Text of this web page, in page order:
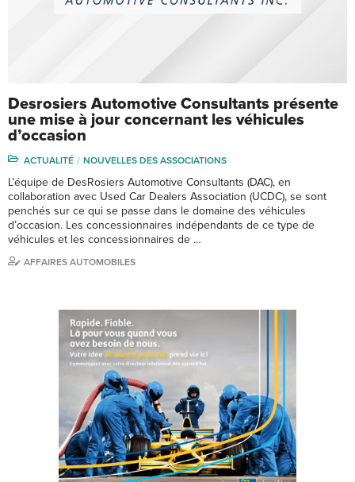
Desrosiers Automotive Consultants présente
une mise à jour concernant les véhicules
d’occasion
ACTUALITÉ NOUVELLES DES ASSOCIATIONS
L’équipe de DesRosiers Automotive Consultants (DAC), en
collaboration avec Used Car Dealers Association (UCDC), se sont
penchés sur ce qui se passe dans le domaine des véhicules
d’occasion. Les concessionnaires indépendants de ce type de
véhicules et les concessionnaires de …
AFFAIRES AUTOMOBILES